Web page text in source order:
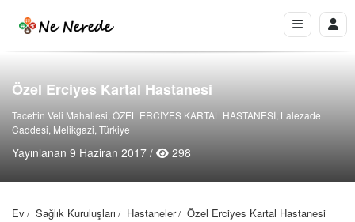
Özel Erciyes Kartal Hastanesi
Tacettin Veli Mahallesi, ÖZEL ERCİYES KARTAL HASTANESİ, Lalezade
Caddesi, Melikgazi, Türkiye
Yayınlanan 9 Haziran 2017 / 298
Ev Sağlık Kuruluşları Hastaneler Özel Erciyes Kartal Hastanesi